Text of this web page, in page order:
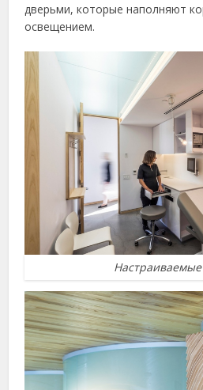
дверьми, которые наполняют
освещением.